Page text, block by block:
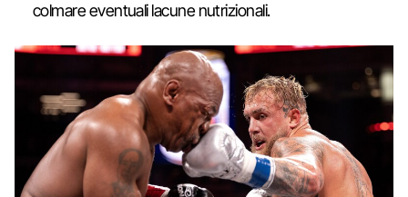
colmare eventuali lacune nutrizionali.